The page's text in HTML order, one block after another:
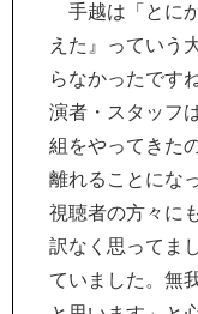
手越は「とに
えた』っていう
らなかったです
演者・スタッフ
組をやってきた
離れることにな
視聴者の方々に
訳なく思ってま
ていました。無